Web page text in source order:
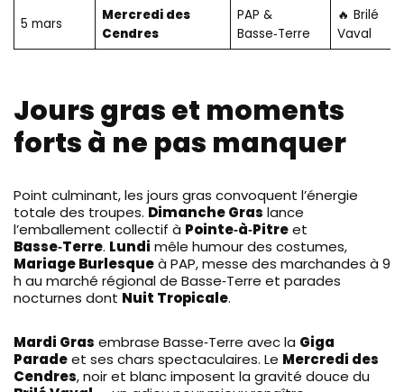
5 mars
Mercredi des
Cendres
PAP &
Basse‑Terre
🔥 Brilé
Vaval
Jours gras et moments
forts à ne pas manquer
Point culminant, les jours gras convoquent l’énergie
totale des troupes. Dimanche Gras lance
l’emballement collectif à Pointe‑à‑Pitreet
Basse‑Terre. Lundi mêle humour des costumes,
Mariage Burlesqueà PAP, messe des marchandes à 9
h au marché régional de Basse‑Terre et parades
nocturnes dont Nuit Tropicale.
Mardi Gras embrase Basse‑Terre avec la Giga
Paradeet ses chars spectaculaires. Le Mercredi des
Cendres, noir et blanc imposent la gravité douce du